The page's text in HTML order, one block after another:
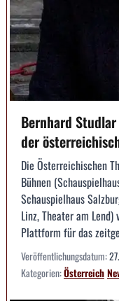
Bernhard
der
Die Österreichischen
Bühnen
Schauspielhaus
Linz, Theater am
Plattform für das
Veröffentlichungsdatum:
Kategorien:Österreich